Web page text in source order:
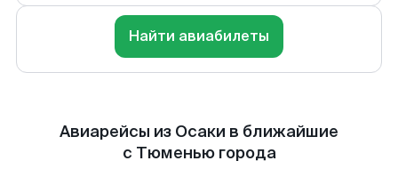
Найти авиабилеты
Авиарейсы из Осаки в ближайшие
с Тюменью города